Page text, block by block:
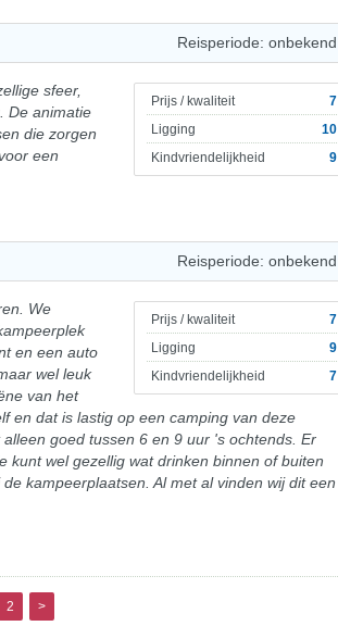
Reisperiode: onbekend
Prijs / kwaliteit
7
Ligging
10
Kindvriendelijkheid
9
sfeer,
De animatie
die zorgen
een
Reisperiode: onbekend
Prijs / kwaliteit
7
Ligging
9
Kindvriendelijkheid
7
We
en een auto
wel leuk
van het
en dat is lastig op een camping van deze
goed tussen 6 en 9 uur 's ochtends. Er
kunt wel gezellig wat drinken binnen of buiten
kampeerplaatsen. Al met al vinden wij dit een
2 >